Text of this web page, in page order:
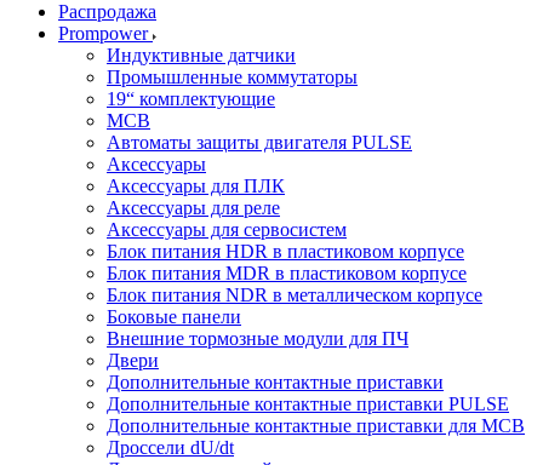
Распродажа
Prompower
Индуктивные датчики
Промышленные коммутаторы
19“ комплектующие
MCB
Автоматы защиты двигателя PULSE
Аксессуары
Аксессуары для ПЛК
Аксессуары для реле
Аксессуары для сервосистем
Блок питания HDR в пластиковом корпусе
Блок питания MDR в пластиковом корпусе
Блок питания NDR в металлическом корпусе
Боковые панели
Внешние тормозные модули для ПЧ
Двери
Дополнительные контактные приставки
Дополнительные контактные приставки PULSE
Дополнительные контактные приставки для MCB
Дроссели dU/dt